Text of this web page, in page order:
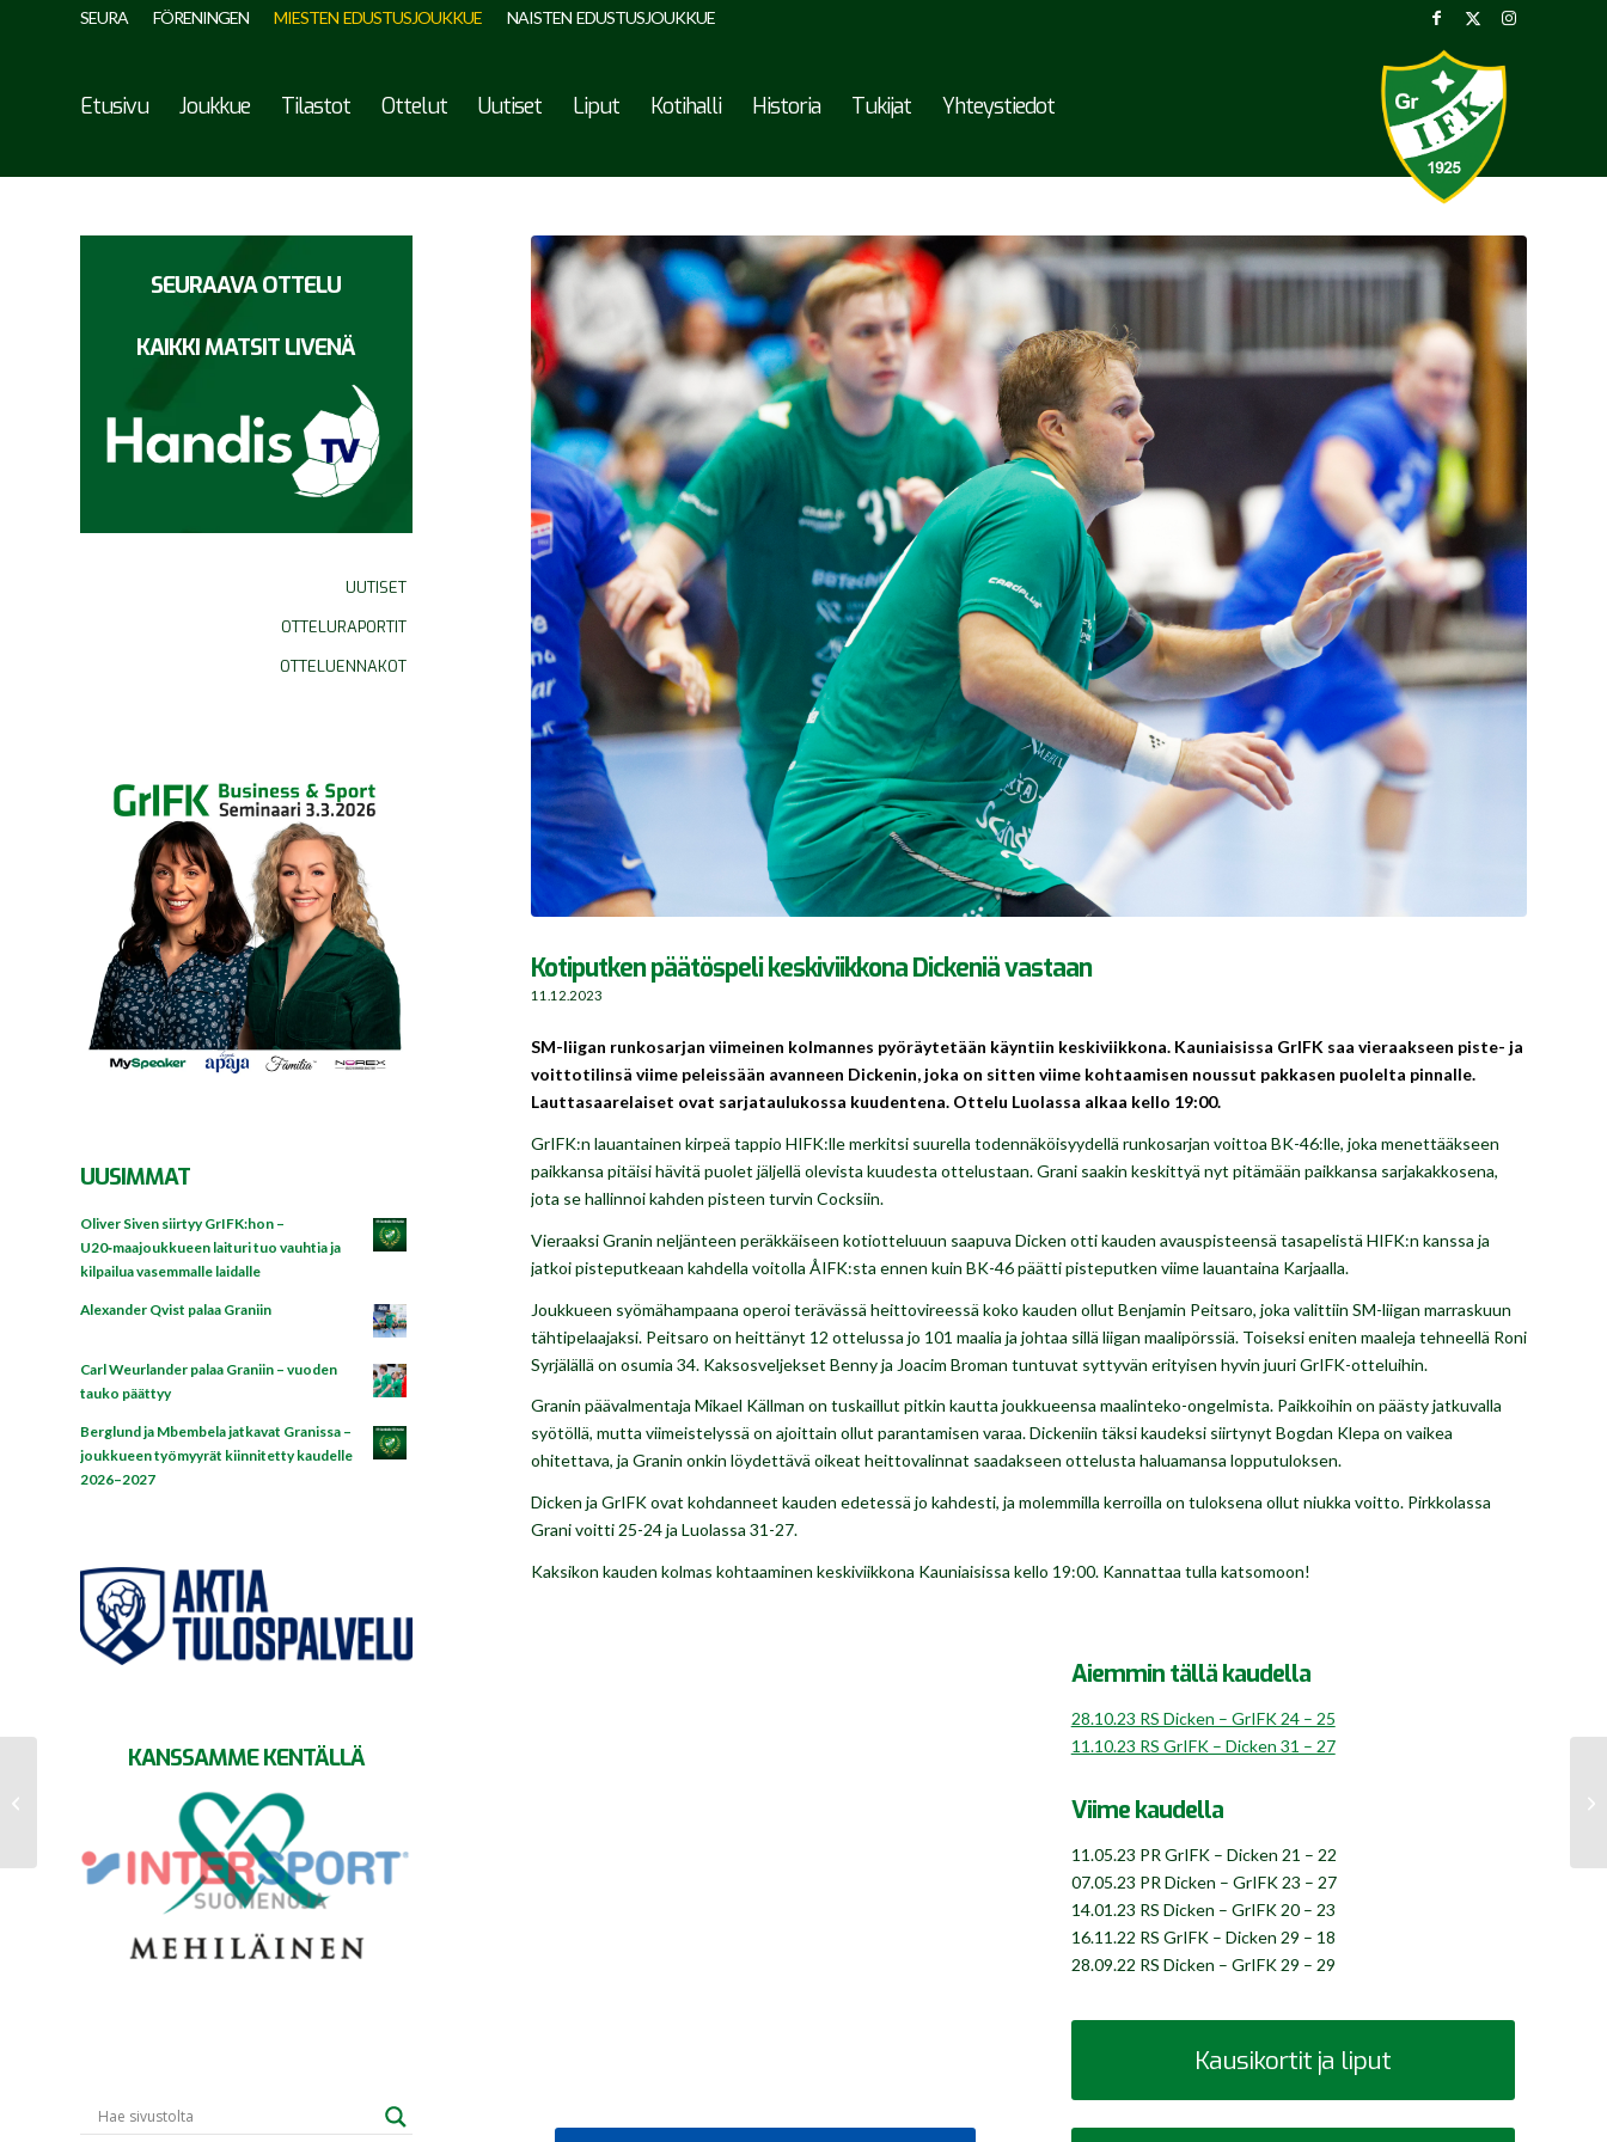
SEURA FÖRENINGEN MIESTEN EDUSTUSJOUKKUE NAISTEN EDUSTUSJOUKKUE
Etusivu Joukkue Tilastot Ottelut Uutiset Liput Kotihalli Historia Tukijat Yhteystiedot
Kotiputken päätöspeli keskiviikkona Dickeniä vastaan
11.12.2023
SM-liigan runkosarjan viimeinen kolmannes pyöräytetään käyntiin keskiviikkona. Kauniaisissa GrIFK saa vieraakseen piste- ja
voittotilinsä viime peleissään avanneen Dickenin, joka on sitten viime kohtaamisen noussut pakkasen puolelta pinnalle.
Lauttasaarelaiset ovat sarjataulukossa kuudentena. Ottelu Luolassa alkaa kello 19:00.
GrIFK:n lauantainen kirpeä tappio HIFK:lle merkitsi suurella todennäköisyydellä runkosarjan voittoa BK-46:lle, joka menettääkseen
paikkansa pitäisi hävitä puolet jäljellä olevista kuudesta ottelustaan. Grani saakin keskittyä nyt pitämään paikkansa sarjakakkosena,
jota se hallinnoi kahden pisteen turvin Cocksiin.
Vieraaksi Granin neljänteen peräkkäiseen kotiotteluuun saapuva Dicken otti kauden avauspisteensä tasapelistä HIFK:n kanssa ja
jatkoi pisteputkeaan kahdella voitolla ÅIFK:sta ennen kuin BK-46 päätti pisteputken viime lauantaina Karjaalla.
Joukkueen syömähampaana operoi terävässä heittovireessä koko kauden ollut Benjamin Peitsaro, joka valittiin SM-liigan marraskuun
tähtipelaajaksi. Peitsaro on heittänyt 12 ottelussa jo 101 maalia ja johtaa sillä liigan maalipörssiä. Toiseksi eniten maaleja tehneellä Roni
Syrjälällä on osumia 34. Kaksosveljekset Benny ja Joacim Broman tuntuvat syttyvän erityisen hyvin juuri GrIFK-otteluihin.
Granin päävalmentaja Mikael Källman on tuskaillut pitkin kautta joukkueensa maalinteko-ongelmista. Paikkoihin on päästy jatkuvalla
syötöllä, mutta viimeistelyssä on ajoittain ollut parantamisen varaa. Dickeniin täksi kaudeksi siirtynyt Bogdan Klepa on vaikea
ohitettava, ja Granin onkin löydettävä oikeat heittovalinnat saadakseen ottelusta haluamansa lopputuloksen.
Dicken ja GrIFK ovat kohdanneet kauden edetessä jo kahdesti, ja molemmilla kerroilla on tuloksena ollut niukka voitto. Pirkkolassa
Grani voitti 25-24 ja Luolassa 31-27.
Kaksikon kauden kolmas kohtaaminen keskiviikkona Kauniaisissa kello 19:00. Kannattaa tulla katsomoon!
Aiemmin tällä kaudella
28.10.23 RS Dicken – GrIFK 24 – 25
11.10.23 RS GrIFK – Dicken 31 – 27
Viime kaudella
11.05.23 PR GrIFK – Dicken 21 – 22
07.05.23 PR Dicken – GrIFK 23 – 27
14.01.23 RS Dicken – GrIFK 20 – 23
16.11.22 RS GrIFK – Dicken 29 – 18
28.09.22 RS Dicken – GrIFK 29 – 29
Kausikortit ja liput
SEURAAVA OTTELU
KAIKKI MATSIT LIVENÄ
UUTISET
OTTELURAPORTIT
OTTELUENNAKOT
UUSIMMAT
Oliver Siven siirtyy GrIFK:hon –
U20‑maajoukkueen laituri tuo vauhtia ja
kilpailua vasemmalle laidalle
Alexander Qvist palaa Graniin
Carl Weurlander palaa Graniin – vuoden
tauko päättyy
Berglund ja Mbembela jatkavat Granissa –
joukkueen työmyyrät kiinnitetty kaudelle
2026–2027
KANSSAMME KENTÄLLÄ
jäässä – HIFK vei arvokkaat